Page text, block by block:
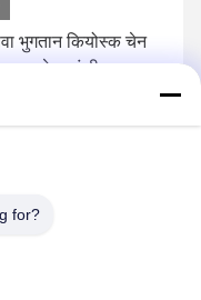
भुगतान कियोस्क चेन
रेस्तरां दीवार पर
मूल्य प्राप्त करें
for?